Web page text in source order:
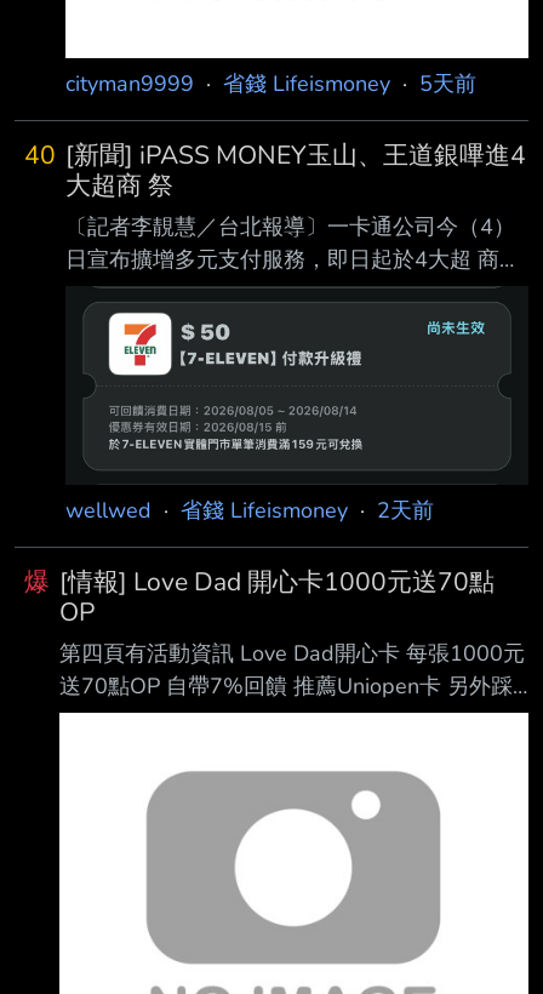
cityman9999 · 省錢 Lifeismoney · 5天前
40 [新聞] iPASS MONEY玉山、王道銀嗶進4
大超商 祭
〔記者李靚慧／台北報導〕一卡通公司今（4）
日宣布擴增多元支付服務，即日起於4大超 商開
放玉山銀行信用卡及王道銀行Debit卡綁定付
款，同時自8月5日起祭出限時領券活動 、「限
時不限量」，輸入指定優惠券代碼即可領取7-
ELEVEN 50元優惠券，單筆消費滿159 元即可
兌換，回饋率逾30%。 一卡通 iPASS MONEY
持續擴大信用卡支付應用場景，目前4大超商已
可綁定聯邦、玉山信 用卡及王道Debit卡付款，
7-ELEVEN另外也可綁定中國信託信用卡付款。
為歡慶多元支付服務擴增，一卡通公司自8月5日
起祭
wellwed · 省錢 Lifeismoney · 2天前
爆 [情報] Love Dad 開心卡1000元送70點
OP
第四頁有活動資訊 Love Dad開心卡 每張1000元
送70點OP 自帶7%回饋 推薦Uniopen卡 另外踩4
點 這樣有7%+7% 如果icashPay 4%還沒額滿 則
5% 匯豐直刷4.88% 玉山Unicard icashPay 3.5%
～4.5% 大戶直刷 3.5% 另外很多人不喜歡OP點
尤其現在隔壁棚唯讀預備中 沒有地方賣掉 OP點
推薦拿去繳卡費 就不會擔心去處了
https://i.verb.tw/XzPizh6l.jpg -